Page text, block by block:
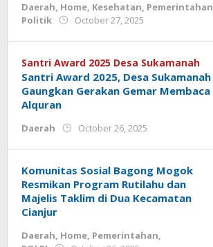
Daerah, Home, Kesehatan, Pemerintahan
Politik
October 27, 2025
Santri Award 2025 Desa Sukamanah
Santri Award 2025, Desa Sukamanah
Gaungkan Gerakan Gemar Membaca
Alquran
Daerah October 26, 2025
Komunitas Sosial Bagong Mogok
Resmikan Program Rutilahu dan
Majelis Taklim di Dua Kecamatan
Cianjur
Daerah, Home, Pemerintahan,